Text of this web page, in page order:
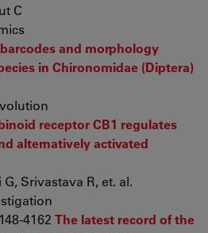
C
and morphology
in Chironomidae (Diptera)
receptor CB1 regulates
alternatively activated
Srivastava R, et. al.
4162 The latest record of the